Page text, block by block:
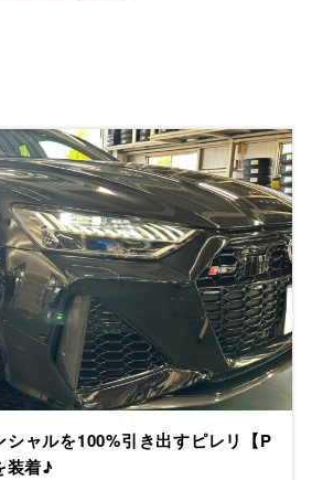
ャルを100%引き出すピレリ【P
装着♪